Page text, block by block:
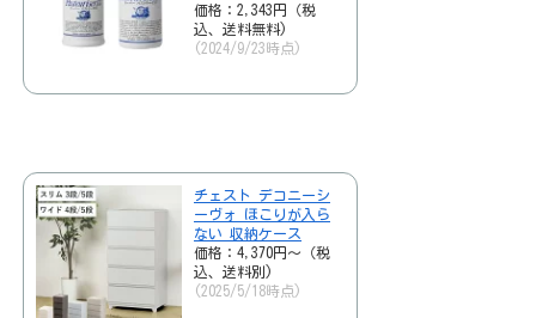
価格：2,343円（税
込、送料無料)
(2024/9/23時点)
チェスト デコニーシ
ーヴォ ほこりが入ら
ない 収納ケース
価格：4,370円～（税
込、送料別)
(2025/5/18時点)